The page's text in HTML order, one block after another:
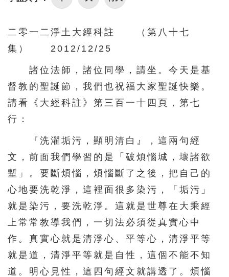
117 118 119
131 132 133 134 135
141 142 143 144 145
146 147 148 149 150
151 152 153 154 155
156 157 158 159 160
166 167 168 169 170
171 172 173 174 175
176 177 178 179 180
二零一二淨土大經科註 （第八十七
集） 2012/12/25
諸位法師，諸位同學，請坐。今天是基
督教的聖誕節，我們也祝福大家聖誕快樂。
請看《大經科註》第三百一十四頁，第七
行：
『洗濯垢污，顯明清白』，這兩句經
文，前面我們學習的是「破煩惱城，壞諸欲
塹」。要斷煩惱，煩惱斷了之後，把自己的
心地要洗乾淨，這裡面很多染污，「垢污」
就是染污，要洗乾淨。這就是世尊在大乘經
上常常教導我們，一切法必須從真實心中
作。真實心就是清淨心、平等心，清淨平等
就是道，清淨平等就是自性，這個不能不知
道。明心見性，這四句經文就講透了。煩惱